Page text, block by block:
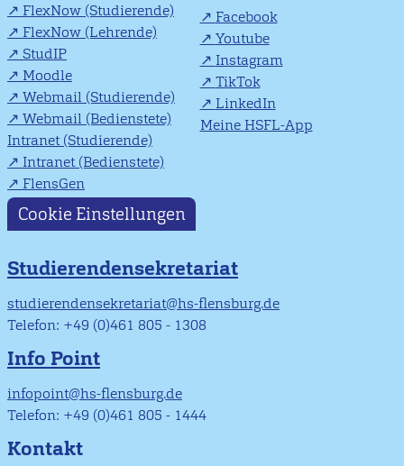
FlexNow (Studierende)
FlexNow (Lehrende)
StudIP
Moodle
Webmail (Studierende)
Webmail (Bedienstete)
Intranet (Studierende)
Intranet (Bedienstete)
FlensGen
Facebook
Youtube
Instagram
TikTok
LinkedIn
Meine HSFL-App
Cookie Einstellungen
Studierendensekretariat
studierendensekretariat@hs-flensburg.de
Telefon: +49 (0)461 805 - 1308
Info Point
infopoint@hs-flensburg.de
Telefon: +49 (0)461 805 - 1444
Kontakt